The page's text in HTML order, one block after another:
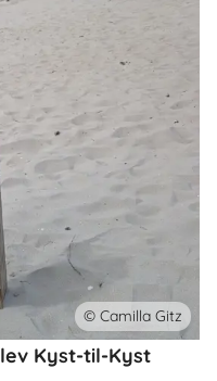
Kyst-til-Kyst
© Camilla Gitz